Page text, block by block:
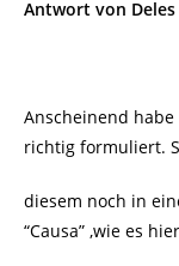
Antwort von Deles
Anscheinend
richtig formuliert.
diesem noch in
“Causa” ,wie es